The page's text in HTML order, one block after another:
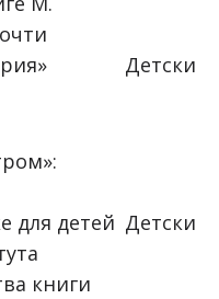
Детский
для детей
книги
Детский